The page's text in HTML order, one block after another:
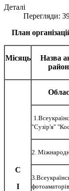
Деталі
Перегляди:
План
Місяць
Назва
С
І
"Сузір'я"
2.